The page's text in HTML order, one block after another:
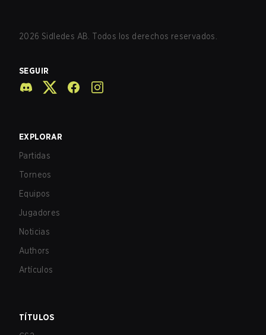
2026 Sidledes AB. Todos los derechos reservados.
SEGUIR
EXPLORAR
Partidas
Torneos
Equipos
Jugadores
Noticias
Authors
Artículos
TÍTULOS